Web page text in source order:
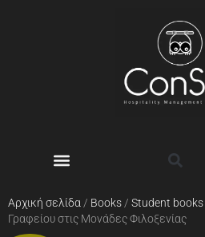
Αρχική σελίδα/ Books/ Student books
Γραφείου στις Μονάδες Φιλοξενίας